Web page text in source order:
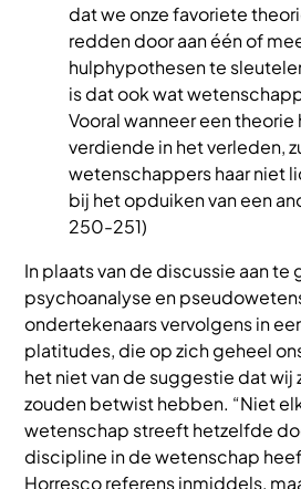
dat we onze favoriete
redden door aan één of
hulphypothesen te
is dat ook wat
Vooral wanneer een theorie
verdiende in het verleden,
wetenschappers haar niet
bij het opduiken van een
250-251)
In plaats van de discussie aan te
psychoanalyse en
ondertekenaars vervolgens in
platitudes, die op zich geheel
het niet van de suggestie dat wij
zouden betwist hebben. “Niet
wetenschap streeft hetzelfde
discipline in de wetenschap
Horresco referens inmiddels,